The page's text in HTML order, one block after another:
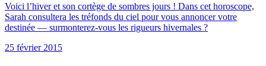
Voici l’hiver et son cortège de sombres jours ! Dans cet horoscope,
Sarah consultera les tréfonds du ciel pour vous annoncer votre
destinée — surmonterez-vous les rigueurs hivernales ?
25 février 2015